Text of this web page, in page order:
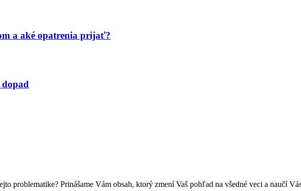
a aké opatrenia prijať?
problematike? Prinášame Vám obsah, ktorý zmení Vaš pohľad na všedné veci a naučí